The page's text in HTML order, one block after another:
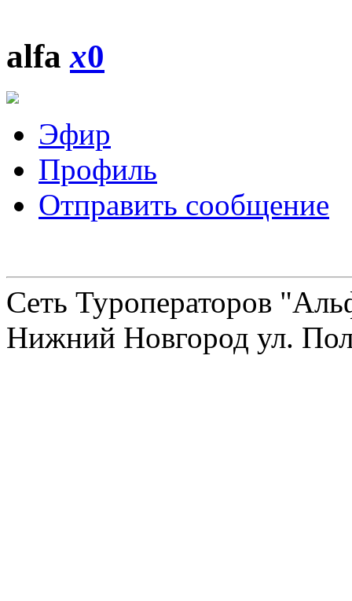
alfax0
Эфир
Профиль
Отправить сообщение
Сеть Туроператоров
Нижний Новгород ул.